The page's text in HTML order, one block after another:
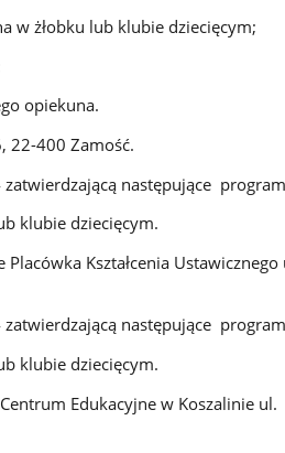
w żłobku lub klubie dziecięcym;
opiekuna.
22-400 Zamość.
następujące
klubie dziecięcym.
Kształcenia Ustawicznego
następujące
klubie dziecięcym.
Edukacyjne w Koszalinie ul.